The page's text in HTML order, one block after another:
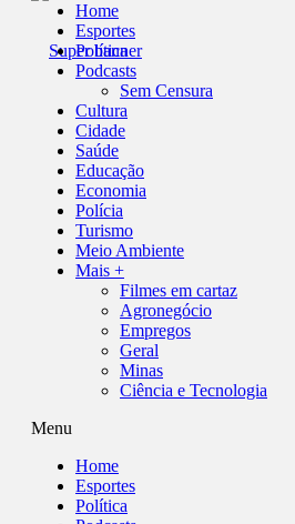
Home
Esportes
Política
Podcasts
Sem Censura
Cultura
Cidade
Saúde
Educação
Economia
Polícia
Turismo
Meio Ambiente
Mais +
Filmes em cartaz
Agronegócio
Empregos
Geral
Minas
Ciência e Tecnologia
Menu
Home
Esportes
Política